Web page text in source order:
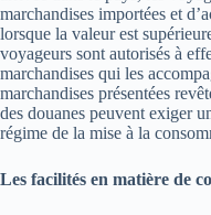
marchandises importées et
lorsque la valeur est
voyageurs sont autorisés à
marchandises qui les
marchandises présentées
des douanes peuvent exiger
régime de la mise à la
Les facilités en matière de